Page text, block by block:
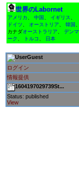
世界のLabornet
アメリカ 中国 イギリス
ドイツ
オーストリア 韓国
カナダオーストラリア
デンマ
ーク
トルコ 日本
Guest
ログイン
情報提供
1604197029739St...
Status: published
View